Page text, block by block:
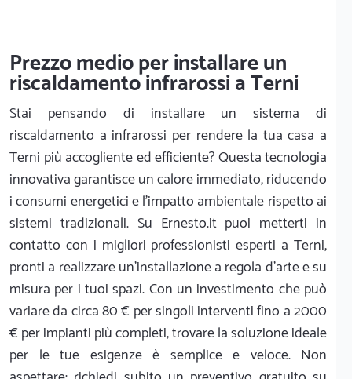
Prezzo medio per installare un
riscaldamento infrarossi a Terni
Stai pensando di installare un sistema di
riscaldamento a infrarossi per rendere la tua casa a
Terni più accogliente ed efficiente? Questa tecnologia
innovativa garantisce un calore immediato, riducendo
i consumi energetici e l'impatto ambientale rispetto ai
sistemi tradizionali. Su Ernesto.it puoi metterti in
contatto con i migliori professionisti esperti a Terni,
pronti a realizzare un’installazione a regola d’arte e su
misura per i tuoi spazi. Con un investimento che può
variare da circa 80 € per singoli interventi fino a 2000
€ per impianti più completi, trovare la soluzione ideale
per le tue esigenze è semplice e veloce. Non